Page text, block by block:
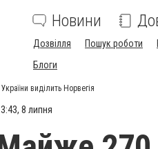
Новини
Дозвілля Пошук роботи
Блоги
виділить Норвегія
8 липня